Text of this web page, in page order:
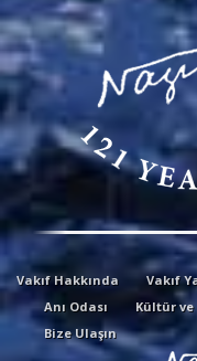
Vakıf Hakkında Vakıf
Anı Odası
Kültür ve
Bize Ulaşın